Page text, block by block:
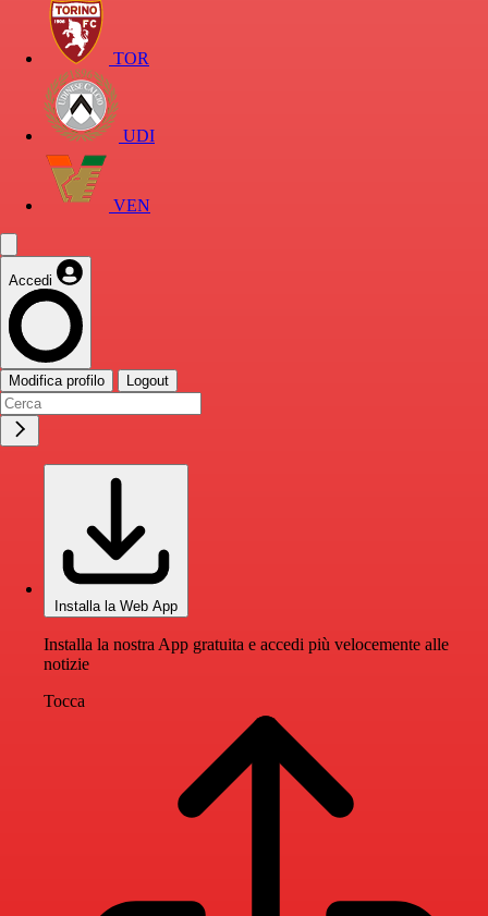
TOR
UDI
VEN
Accedi
Modifica profilo Logout
Installa la Web App
Installa la nostra App gratuita e accedi più velocemente alle
notizie
Tocca